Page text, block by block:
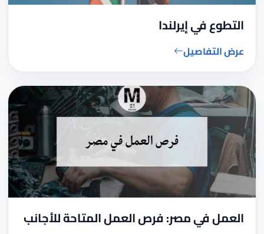
التطوع في إيرلندا
عرض التفاصيل
العمل في مصر: فرص العمل المتاحة للأجانب